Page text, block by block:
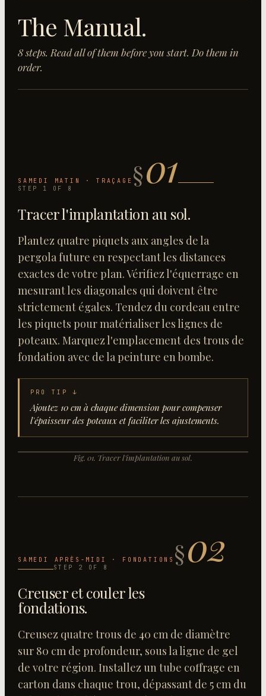
The Manual.
8steps. Read all of them before you start. Do them in
order.
SAMEDI MATIN · TRAÇAGE §01
STEP 1 OF 8
Tracer l'implantation au sol.
Plantez quatre piquets aux angles de la
pergola future en respectant les distances
exactes de votre plan. Vérifiez l'équerrage en
mesurant les diagonales qui doivent être
strictement égales. Tendez du cordeau entre
les piquets pour matérialiser les lignes de
poteaux. Marquez l'emplacement des trous de
fondation avec de la peinture en bombe.
PRO TIP ↓
Ajoutez 10 cm à chaque dimension pour compenser
l'épaisseur des poteaux et faciliter les ajustements.
Fig. 01. Tracer l'implantation au sol.
SAMEDI APRÈS-MIDI · FONDATIONS §02
STEP 2 OF 8
Creuser et couler les
fondations.
Creusez quatre trous de 40 cm de diamètre
sur 80 cm de profondeur, sous la ligne de gel
de votre région. Installez un tube coffrage en
carton dans chaque trou, dépassant de 5 cm du